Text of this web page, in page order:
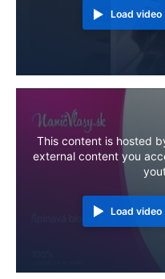
Load video
This content is hosted
external content you
Load video